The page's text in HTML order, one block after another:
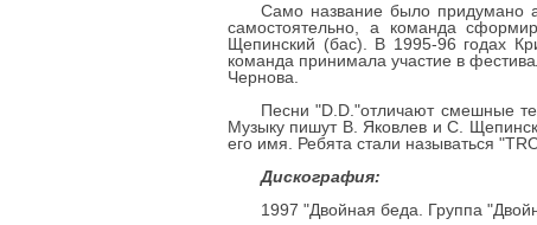
Само название было придумано
самостоятельно, а команда
Щепинский (бас). В 1995-96 годах
команда принимала участие в
Чернова.
Песни "D.D."отличают смешные
Музыку пишут В. Яковлев и С.
его имя. Ребята стали называться
Дискография:
1997 "Двойная беда. Группа